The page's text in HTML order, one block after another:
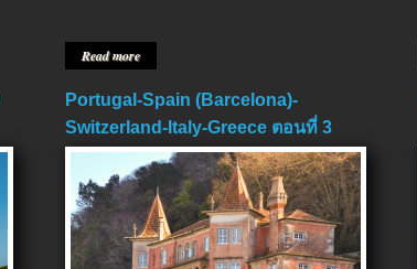
Read more
Portugal-Spain (Barcelona)-
Switzerland-Italy-Greece ตอนที่ 3